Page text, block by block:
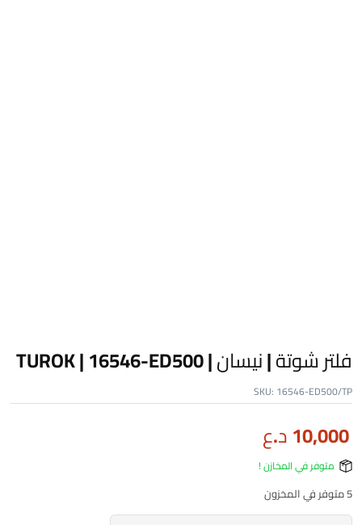
فلتر شوتة | نيسان | TUROK | 16546-ED500
SKU: 16546-ED500/TP
10,000د.ع
متوفر في المخازن !
5 متوفر في المخزون